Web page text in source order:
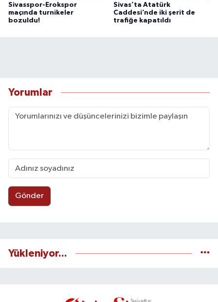
Sivasspor-Erokspor
maçında turnikeler
bozuldu!
Sivas’ta Atatürk
Caddesi’nde iki şerit de
trafiğe kapatıldı
Yorumlar
Gönder
Yükleniyor...